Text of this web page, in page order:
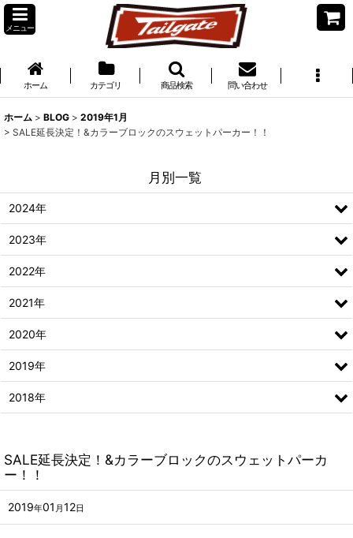
メニュー
ホーム カテゴリ 商品検索 問い合わせ
ホーム > BLOG > 2019年1月
> SALE延長決定！&カラーブロックのスウェットパーカー！！
SALE延長決定！&カラーブロックのスウェットパーカ
ー！！
2019年01 月 12日
月別一覧
2024年
2023年
2022年
2021年
2020年
2019年
2018年